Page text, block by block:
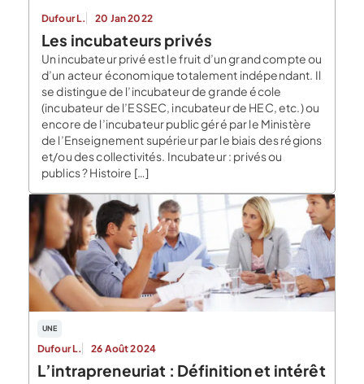
Dufour L. 20 Jan 2022
Les incubateurs privés
Un incubateur privé est le fruit d’un grand compte ou
d’un acteur économique totalement indépendant. Il
se distingue de l’incubateur de grande école
(incubateur de l’ESSEC, incubateur de HEC, etc.) ou
encore de l’incubateur public géré par le Ministère
de l’Enseignement supérieur par le biais des régions
et/ou des collectivités. Incubateur : privés ou
publics ? Histoire […]
UNE
Dufour L. 26 Août 2024
L’intrapreneuriat : Définition et intérêt